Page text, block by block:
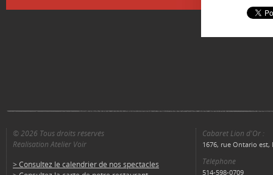
© 2026 Tous droits réservés
Réalisation Atelier Voir
> Consultez le calendrier de nos spectacles
Cabaret Lion d'Or :
1676, rue Ontario est,
Téléphone
514-598-0709